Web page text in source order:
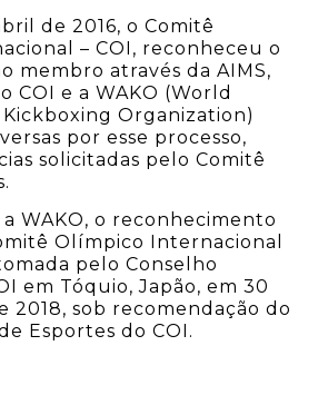
de 2016, o Comitê
– COI, reconheceu o
membro através da AIMS,
COI e a WAKO (World
Organization)
por esse processo,
solicitadas pelo Comitê
WAKO, o reconhecimento
Olímpico Internacional
pelo Conselho
em Tóquio, Japão, em 30
2018, sob recomendação do
Esportes do COI.